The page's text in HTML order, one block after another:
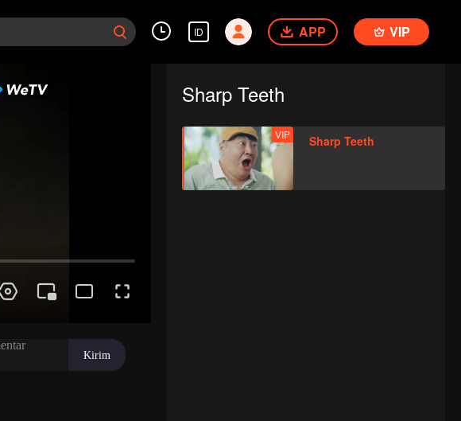
ID APP VIP
Kirim
Sharp Teeth
VIP Sharp Teeth